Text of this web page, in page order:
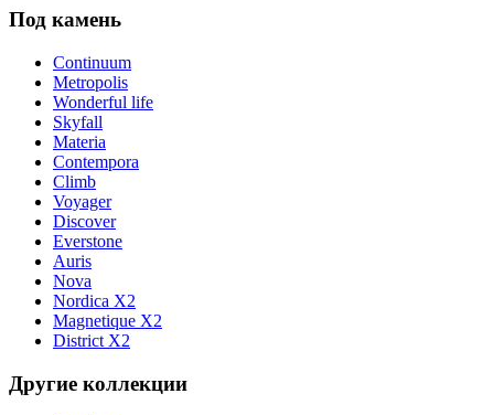
Под камень
Continuum
Metropolis
Wonderful life
Skyfall
Materia
Contempora
Climb
Voyager
Discover
Everstone
Auris
Nova
Nordica X2
Magnetique X2
District X2
Другие коллекции